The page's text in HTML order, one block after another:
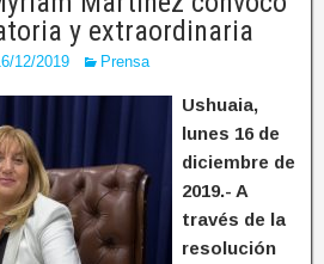
y extraordinaria
12/2019 Prensa
Ushuaia,
lunes 16 de
diciembre de
2019.- A
través de la
resolución